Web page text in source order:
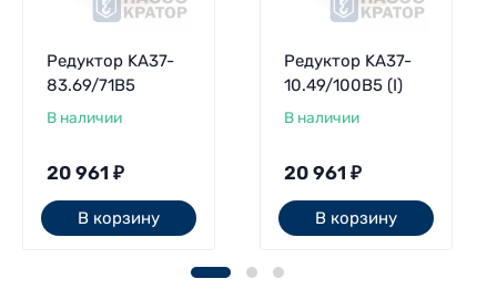
Редуктор KA37-
83.69/71В5
В наличии
20 961 ₽
В корзину
Редуктор KA37-
10.49/100В5 (I)
В наличии
20 961 ₽
В корзину